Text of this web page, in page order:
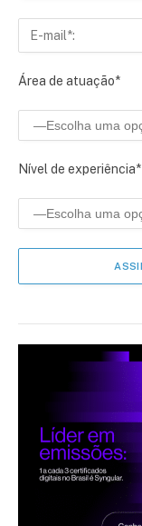
Área de atuação*
Nível de experiência*